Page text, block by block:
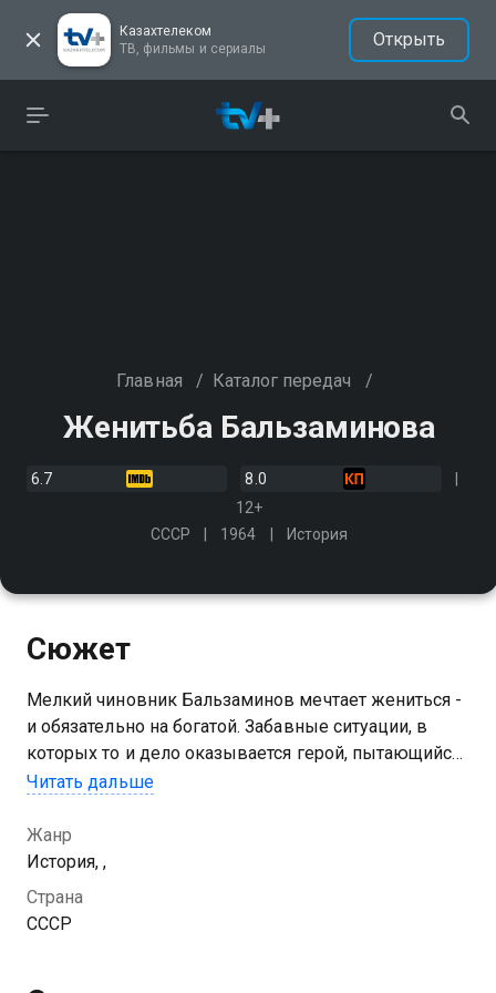
Казахтелеком
ТВ, фильмы и сериалы
Открыть
Главная / Каталог передач /
Женитьба Бальзаминова
6.7
8.0
12+
СССР
1964 История
Сюжет
Мелкий чиновник Бальзаминов мечтает жениться -
и обязательно на богатой. Забавные ситуации, в
которых то и дело оказывается герой, пытающийся
найти невесту, составляют сюжет одной из
Читать дальше
Жанр
История, ,
Страна
СССР